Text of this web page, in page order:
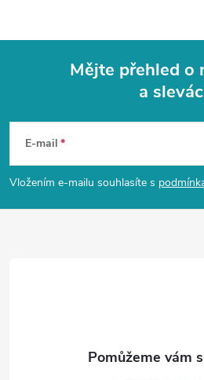
p
Mějte přehled o
a
E-mail
Vložením e-mailu souhlasíte s